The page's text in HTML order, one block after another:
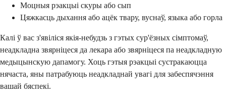
Моцныя рэакцыі скуры або сып
Цяжкасць дыхання або ацёк твару, вуснаў, языка або горла
Калі ў вас з'явіліся якія-небудзь з гэтых сур'ёзных сімптомаў,
неадкладна звярніцеся да лекара або звярніцеся па неадкладную
медыцынскую дапамогу. Хоць гэтыя рэакцыі сустракаюцца
нячаста, яны патрабуюць неадкладнай увагі для забеспячэння
вашай бяспекі.